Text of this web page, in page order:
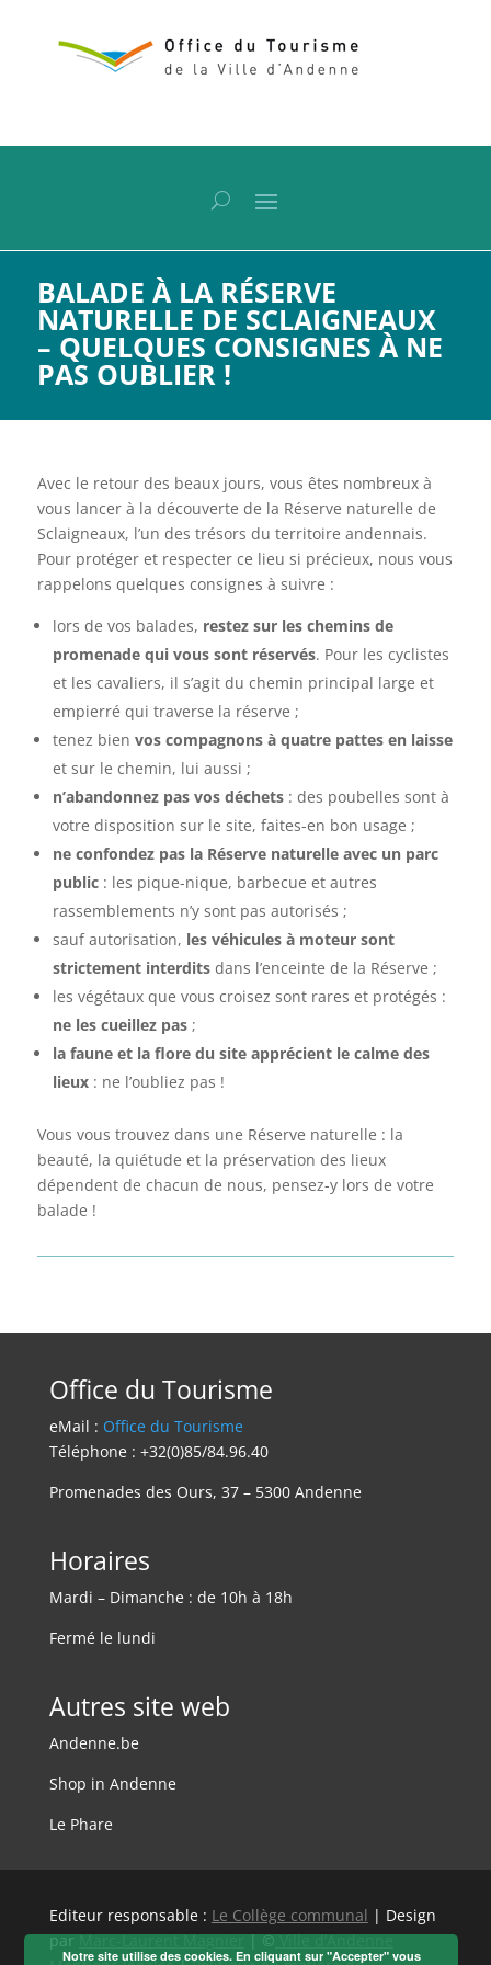
BALADE À LA RÉSERVE
NATURELLE DE SCLAIGNEAUX
– QUELQUES CONSIGNES À NE
PAS OUBLIER !
Avec le retour des beaux jours, vous êtes nombreux à
vous lancer à la découverte de la Réserve naturelle de
Sclaigneaux, l’un des trésors du territoire andennais.
Pour protéger et respecter ce lieu si précieux, nous vous
rappelons quelques consignes à suivre :
lors de vos balades, restez sur les chemins de
promenade qui vous sont réservés. Pour les cyclistes
et les cavaliers, il s’agit du chemin principal large et
empierré qui traverse la réserve ;
tenez bien vos compagnons à quatre pattes en laisse
et sur le chemin, lui aussi ;
n’abandonnez pas vos déchets: des poubelles sont à
votre disposition sur le site, faites-en bon usage ;
ne confondez pas la Réserve naturelle avec un parc
public: les pique-nique, barbecue et autres
rassemblements n’y sont pas autorisés ;
sauf autorisation, les véhicules à moteur sont
strictement interditsdans l’enceinte de la Réserve ;
les végétaux que vous croisez sont rares et protégés :
ne les cueillez pas;
la faune et la flore du site apprécient le calme des
lieux: ne l’oubliez pas !
Vous vous trouvez dans une Réserve naturelle : la
beauté, la quiétude et la préservation des lieux
dépendent de chacun de nous, pensez-y lors de votre
balade !
Office du Tourisme
eMail : Office du Tourisme
Téléphone : +32(0)85/84.96.40
Promenades des Ours, 37 – 5300 Andenne
Horaires
Mardi – Dimanche : de 10h à 18h
Fermé le lundi
Autres site web
Andenne.be
Shop in Andenne
Le Phare
Editeur responsable : Le Collège communal | Design
parMarc-Laurent Magnier| © Ville d’Andenne
Notre site utilise des cookies. En cliquant sur "Accepter" vous